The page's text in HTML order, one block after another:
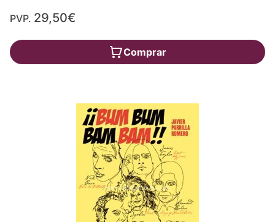
PVP. 29,50€
Comprar